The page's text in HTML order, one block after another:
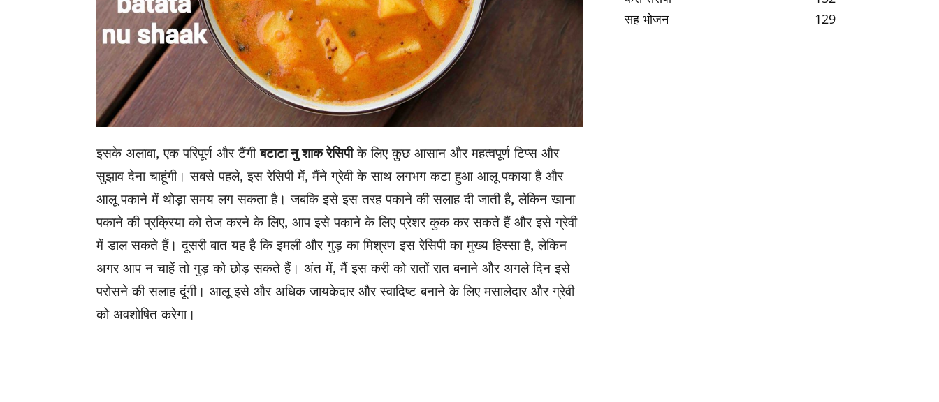
इसके अलावा, एक परिपूर्ण और टैंगीबटाटा नु शाक रेसिपीके लिए कुछ आसान और महत्वपूर्ण टिप्स और
सुझाव देना चाहूंगी। सबसे पहले, इस रेसिपी में, मैंने ग्रेवी के साथ लगभग कटा हुआ आलू पकाया है और
आलू पकाने में थोड़ा समय लग सकता है। जबकि इसे इस तरह पकाने की सलाह दी जाती है, लेकिन खाना
पकाने की प्रक्रिया को तेज करने के लिए, आप इसे पकाने के लिए प्रेशर कुक कर सकते हैं और इसे ग्रेवी
में डाल सकते हैं। दूसरी बात यह है कि इमली और गुड़ का मिश्रण इस रेसिपी का मुख्य हिस्सा है, लेकिन
अगर आप न चाहें तो गुड़ को छोड़ सकते हैं। अंत में, मैं इस करी को रातों रात बनाने और अगले दिन इसे
परोसने की सलाह दूंगी। आलू इसे और अधिक जायकेदार और स्वादिष्ट बनाने के लिए मसालेदार और ग्रेवी
को अवशोषित करेगा।
सह भोजन
129